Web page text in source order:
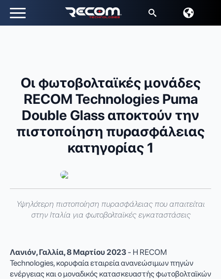
Οι φωτοβολταϊκές μονάδες
RECOM Technologies Puma
Double Glass αποκτούν την
πιστοποίηση πυρασφάλειας
κατηγορίας 1
Υψηλότερη πιστοποίηση πυρασφάλειας που απαιτείται
στην Ιταλία για φωτοβολταϊκές εγκαταστάσεις
Λανιόν, Γαλλία, 8 Μαρτίου 2023- Η RECOM
Technologies, κορυφαία εταιρεία ανανεώσιμων πηγών
ενέργειας και ο μοναδικός κατασκευαστής φωτοβολταϊκών